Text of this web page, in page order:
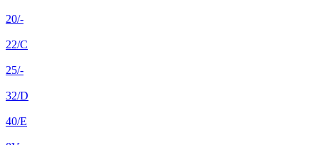
20/-
22/C
25/-
32/D
40/E